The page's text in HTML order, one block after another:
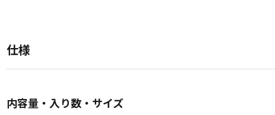
仕様
内容量・入り数・サイズ